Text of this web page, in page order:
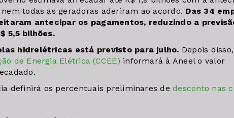
nem todas as geradoras aderiram ao acordo. Das 34
antecipar os pagamentos, reduzindo a
5,5 bilhões.
hidrelétricas está previsto para julho. Depois
de Energia Elétrica (CCEE) informará à Aneel o valor
definirá os percentuais preliminares dedesconto nas